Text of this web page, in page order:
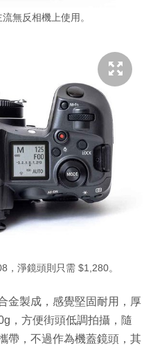
無反相機上使用。
，淨鏡頭則只需 $1,280。
金製成，感覺堅固耐用，厚
，方便街頭低調拍攝，隨
帶，不過作為機蓋鏡頭，其